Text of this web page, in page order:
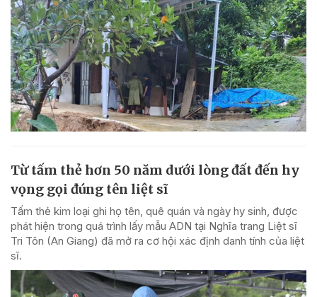
Từ tấm thẻ hơn 50 năm dưới lòng đất đến hy
vọng gọi đúng tên liệt sĩ
Tấm thẻ kim loại ghi họ tên, quê quán và ngày hy sinh, được
phát hiện trong quá trình lấy mẫu ADN tại Nghĩa trang Liệt sĩ
Tri Tôn (An Giang) đã mở ra cơ hội xác định danh tính của liệt
sĩ.